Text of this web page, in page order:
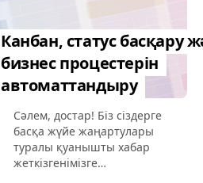
Канбан, статус басқару
бизнес процестерін
автоматтандыру
Сәлем, достар! Біз сіздерге
басқа жүйе жаңартулары
туралы қуанышты хабар
жеткізгенімізге